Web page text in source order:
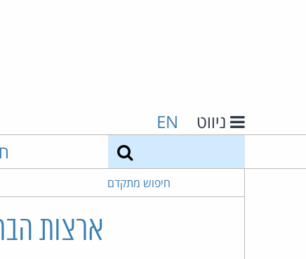
ניווט EN
חיפוש מתקדם
ארצות